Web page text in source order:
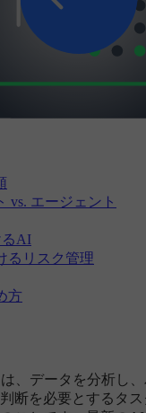
vs. エージェント
るAI
るリスク管理
方
、データを分析し
断を必要とするタ